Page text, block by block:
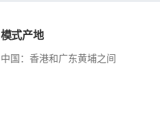
模式产地
中国：香港和广东黄埔之间